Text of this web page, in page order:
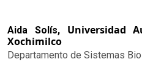
Aida Solís, Universidad
Xochimilco
Departamento de Sistemas